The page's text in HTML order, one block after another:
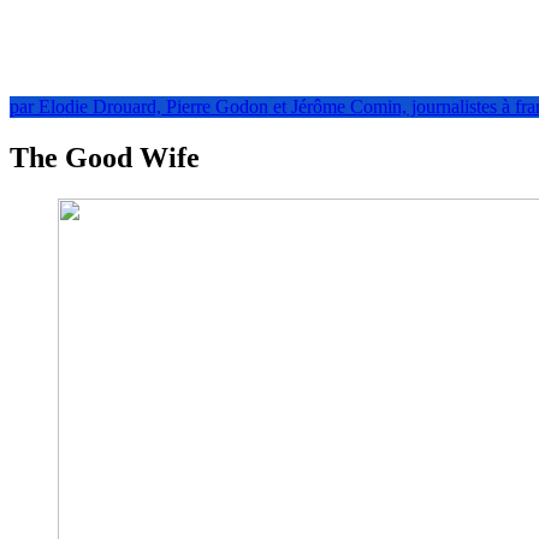
par Elodie Drouard, Pierre Godon et Jérôme Comin, journalistes à
The Good Wife